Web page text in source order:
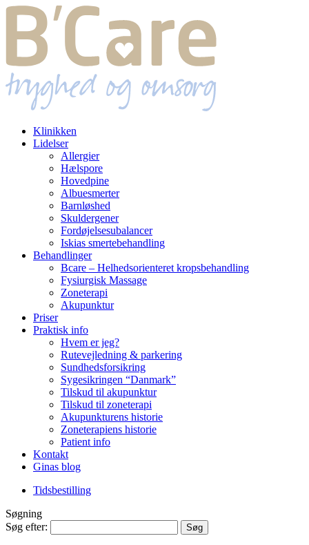
Klinikken
Lidelser
Allergier
Hælspore
Hovedpine
Albuesmerter
Barnløshed
Skuldergener
Fordøjelsesubalancer
Iskias smertebehandling
Behandlinger
Bcare – Helhedsorienteret kropsbehandling
Fysiurgisk Massage
Zoneterapi
Akupunktur
Priser
Praktisk info
Hvem er jeg?
Rutevejledning & parkering
Sundhedsforsikring
Sygesikringen “Danmark”
Tilskud til akupunktur
Tilskud til zoneterapi
Akupunkturens historie
Zoneterapiens historie
Patient info
Kontakt
Ginas blog
Tidsbestilling
Søgning
Søg efter: